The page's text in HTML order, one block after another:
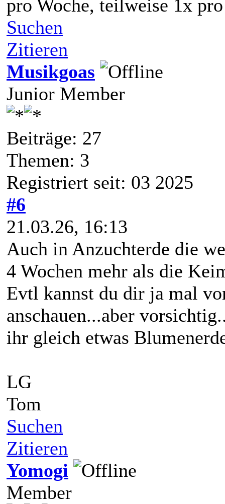
pro Woche, teilweise 1x
Suchen
Zitieren
Musikgoas
Junior Member
Beiträge: 27
Themen: 3
Registriert seit: 03 2025
#6
21.03.26, 16:13
Auch in Anzuchterde die
4 Wochen mehr als die
Evtl kannst du dir ja mal
anschauen...aber
ihr gleich etwas
LG
Tom
Suchen
Zitieren
Yomogi
Member